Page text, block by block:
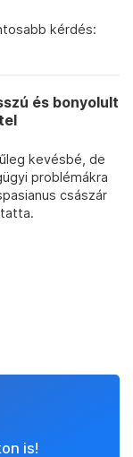
kérdés:
és bonyolult
kevésbé, de
problémákra
császár
is!